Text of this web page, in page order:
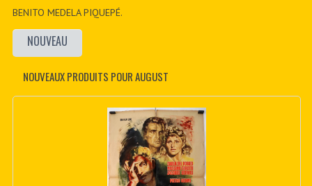
BENITO MEDELA PIQUEPÉ.
NOUVEAU
NOUVEAUX PRODUITS POUR AUGUST